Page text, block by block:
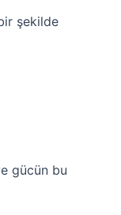
şekilde
gücün bu